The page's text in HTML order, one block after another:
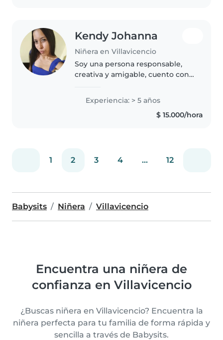
Kendy Johanna
Niñera en Villavicencio
Soy una persona responsable,
creativa y amigable, cuento con
cuidado de niños. Me encanta
dibujar, leer cuentos, hacer
manualidades y jugar. Estoy
Experiencia: > 5 años
$ 15.000/hora
1 2 3 4 ... 12
Babysits Niñera Villavicencio
Encuentra una niñera de
confianza en Villavicencio
¿Buscas niñera en Villavicencio? Encuentra la
niñera perfecta para tu familia de forma rápida y
sencilla a través de Babysits.